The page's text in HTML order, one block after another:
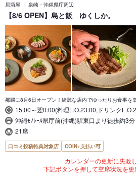
居酒屋 泉崎・沖縄県庁周辺
【8/6 OPEN】島と飯 ゆくしか。
那覇に8月6日オープン！綺麗な店内でゆったりお食事を
15:00～翌0:00(料理L.O.23:00,ドリンク
沖縄ﾓﾉﾚｰﾙ県庁前(沖縄)駅東口より徒歩約3分
21席
口コミ投稿特典対象店 COIN+支払い可
カレンダーの更新に失敗
下記ボタンを押して空席状況を更